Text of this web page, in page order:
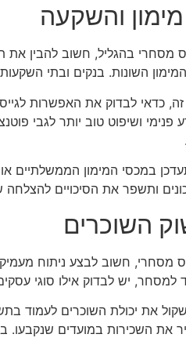
והשקעה
מסחרי בהגליל, חשוב להבין את
השונות. בנקים ובתי
כדאי לבדוק את האפשרות
פנימי ושיפוט טוב יותר לגבי
במכסי המימון הממשלתיים
ותשפר את הסיכויים
השוכרים
מסחרי, חשוב לבצע ניתוח
למסחר, יש לבדוק אילו סוגי
את יכולת השוכרים לעמוד
את השכירות במועדים שנקבעו.